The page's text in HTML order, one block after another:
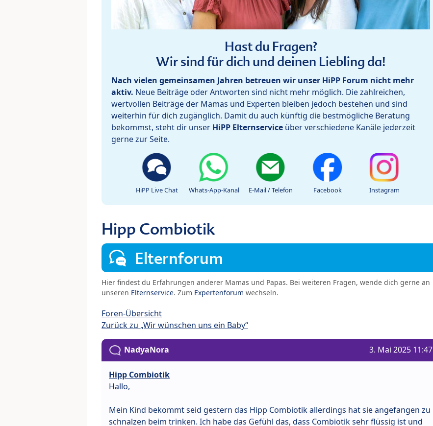
Hast du Fragen?
Wir sind für dich und deinen Liebling da!
Nach vielen gemeinsamen Jahren betreuen wir unser HiPP Forum nicht mehr
aktiv. Neue Beiträge oder Antworten sind nicht mehr möglich. Die zahlreichen,
wertvollen Beiträge der Mamas und Experten bleiben jedoch bestehen und sind
weiterhin für dich zugänglich. Damit du auch künftig die bestmögliche Beratung
bekommst, steht dir unser HiPP Elternservice über verschiedene Kanäle jederzeit
gerne zur Seite.
HiPP Live Chat Whats-App-Kanal E-Mail / Telefon Facebook Instagram
Hipp Combiotik
Elternforum
Hier findest du Erfahrungen anderer Mamas und Papas. Bei weiteren Fragen, wende dich gerne an
unseren Elternservice. Zum Expertenforum wechseln.
Foren-Übersicht
Zurück zu „Wir wünschen uns ein Baby“
NadyaNora 3. Mai 2025 11:47
Hipp Combiotik
Hallo,
Mein Kind bekommt seid gestern das Hipp Combiotik allerdings hat sie angefangen zu
schnalzen beim trinken. Ich habe das Gefühl das, dass Combiotik sehr flüssig ist und